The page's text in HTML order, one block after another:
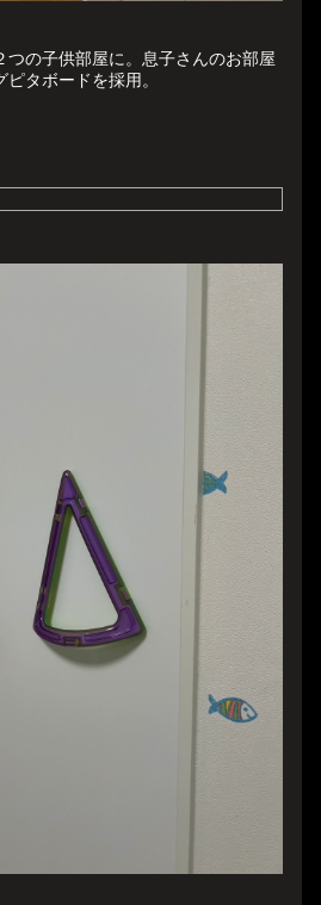
つの子供部屋に。息子さんのお部屋
タボードを採用。